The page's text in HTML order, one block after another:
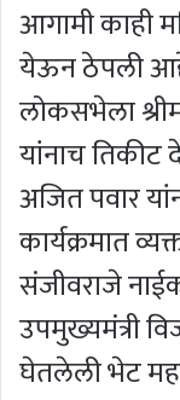
आगामी काही
येऊन ठेपली आहे.
लोकसभेला
यांनाच तिकीट
अजित पवार
कार्यक्रमात
संजीवराजे
उपमुख्यमंत्री
घेतलेली भेट